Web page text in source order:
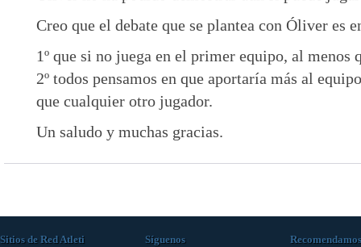
Creo que el debate que se plantea con Óliver es
1º que si no juega en el primer equipo, al menos
2º todos pensamos en que aportaría más al
que cualquier otro jugador.
Un saludo y muchas gracias.
Sitios de Red Atleti Síguenos Recomendamos